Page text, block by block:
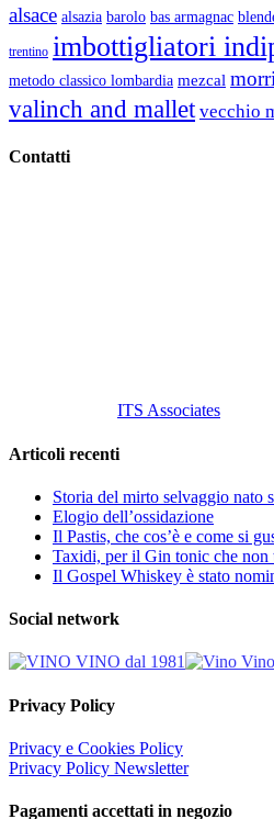
alsace alsazia barolo bas armagnac
trentino imbottigliatori
metodo classico lombardia mezcal
valinch and mallet vecchio
Contatti
ITS Associates
Articoli recenti
Storia del mirto selvaggio nato
Elogio dell’ossidazione
Il Pastis, che cos’è e come si
Taxidi, per il Gin tonic che non
Il Gospel Whiskey è stato
Social network
Privacy Policy
Privacy e Cookies Policy
Privacy Policy Newsletter
Pagamenti accettati in negozio